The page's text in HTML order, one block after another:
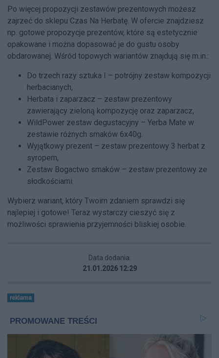
Po więcej propozycji zestawów prezentowych możesz
zajrzeć do sklepu Czas Na Herbatę. W ofercie znajdziesz
np. gotowe propozycje prezentów, które są estetycznie
opakowane i można dopasować je do gustu osoby
obdarowanej. Wśród topowych wariantów znajdują się m.in.:
Do trzech razy sztuka I – potrójny zestaw kompozycji
herbacianych,
Herbata i zaparzacz – zestaw prezentowy
zawierający zieloną kompozycję oraz zaparzacz,
WildPower zestaw degustacyjny – Yerba Mate w
zestawie różnych smaków 6x40g.
Wyjątkowy prezent – zestaw prezentowy 3 herbat z
syropem,
Zestaw Bogactwo smaków – zestaw prezentowy ze
słodkościami.
Wybierz wariant, który Twoim zdaniem sprawdzi się
najlepiej i gotowe! Teraz wystarczy cieszyć się z
możliwości sprawienia przyjemności bliskiej osobie.
Data dodania:
21.01.2026 12:29
reklama